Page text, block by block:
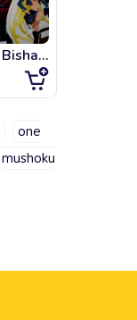
Noragami - Kazuma Bishamon
one
mushoku